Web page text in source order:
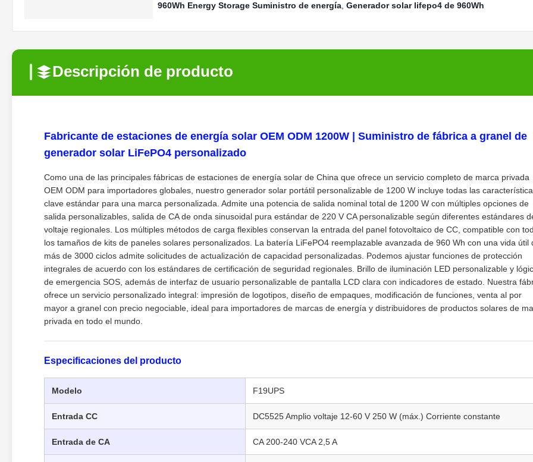
960Wh Energy Storage Suministro de energía Generador solar lifepo4 de 960Wh
Descripción de producto
Fabricante de estaciones de energía solar OEM ODM 1200W | Suministro de fábrica a granel de
generador solar LiFePO4 personalizado
Como una de las principales fábricas de estaciones de energía solar de China que ofrece un servicio completo de marca privada
OEM ODM para importadores globales, nuestro generador solar portátil personalizable de 1200 W incluye todas las
clave estándar para una marca personalizada. Admite una potencia de salida nominal total de 1200 W con múltiples opciones de
salida personalizables, salida de CA de onda sinusoidal pura estándar de 220 V CA personalizable según diferentes estándares
voltaje regionales. Los múltiples métodos de carga flexibles conservan la entrada del panel fotovoltaico de CC, compatible con
los tamaños de kits de paneles solares personalizados. La batería LiFePO4 reemplazable avanzada de 960 Wh con una vida útil
más de 3000 ciclos admite solicitudes de actualización de capacidad personalizadas. Podemos ajustar funciones de protección
integrales de acuerdo con los estándares de certificación de seguridad regionales. Brillo de iluminación LED personalizable y
de emergencia SOS, además de interfaz de usuario personalizable de pantalla LCD clara con indicadores de estado. Nuestra
ofrece un servicio personalizado integral: impresión de logotipos, diseño de empaques, modificación de funciones, venta al por
mayor a granel con precio negociable, ideal para importadores de marcas de energía y distribuidores de productos solares de
privada en todo el mundo.
Especificaciones del producto
Modelo F19UPS
Entrada CC DC5525 Amplio voltaje 12-60 V 250 W (máx.) Corriente constante
Entrada de CA CA 200-240 VCA 2,5 A